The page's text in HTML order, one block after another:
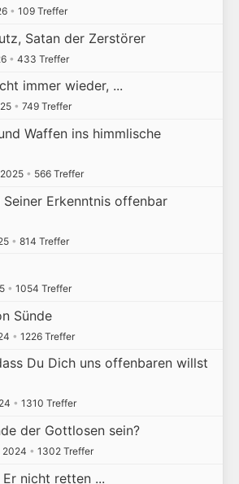
• 109 Treffer
Satan der Zerstörer
• 433 Treffer
immer wieder, ...
• 749 Treffer
Waffen ins himmlische
• 566 Treffer
Seiner Erkenntnis offenbar
• 814 Treffer
• 1054 Treffer
Sünde
• 1226 Treffer
Du Dich uns offenbaren willst
• 1310 Treffer
der Gottlosen sein?
2024 • 1302 Treffer
nicht retten ...